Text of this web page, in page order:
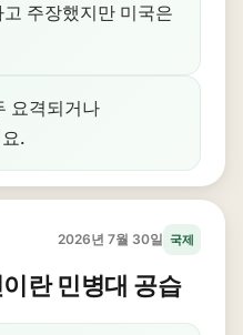
주장했지만 미국은
요격되거나
.
2026년 7월 30일 국제
란 민병대 공습